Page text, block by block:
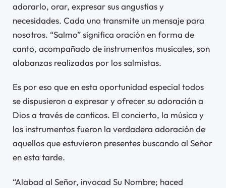
adorarlo, orar, expresar sus angustias y
necesidades. Cada uno transmite un mensaje para
nosotros. “Salmo” significa oración en forma de
canto, acompañado de instrumentos musicales, son
alabanzas realizadas por los salmistas.
Es por eso que en esta oportunidad especial todos
se dispusieron a expresar y ofrecer su adoración a
Dios a través de canticos. El concierto, la música y
los instrumentos fueron la verdadera adoración de
aquellos que estuvieron presentes buscando al Señor
en esta tarde.
“Alabad al Señor, invocad Su Nombre; haced